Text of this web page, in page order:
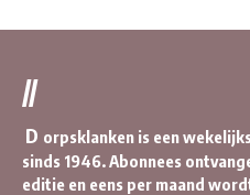
//
D orpsklanken is een
sinds 1946. Abonnees
editie en eens per maand